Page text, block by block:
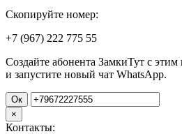
Скопируйте номер:
+7 (967) 222 775 55
Создайте абонента ЗамкиТут с
и запустите новый чат WhatsApp.
Ок
×
Контакты: